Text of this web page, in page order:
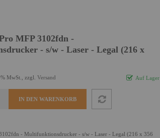
MFP 3102fdn -
- s/w - Laser - Legal (216 x
Auf Lager
MwSt., zzgl. Versand
IN DEN WARENKORB
3102fdn - Multifunktionsdrucker - s/w - Laser - Legal (216 x 356